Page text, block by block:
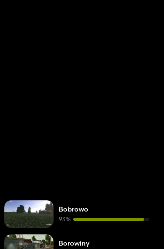
Bobrowo
93%
Borowiny